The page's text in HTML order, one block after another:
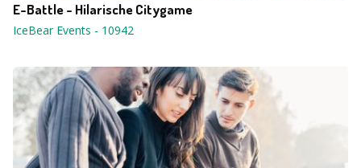
E-Battle - Hilarische Citygame
IceBear Events - 10942